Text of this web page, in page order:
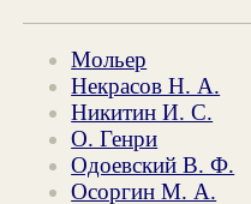
Мольер
Некрасов Н. А.
Никитин И. С.
О. Генри
Одоевский В. Ф.
Осоргин М. А.